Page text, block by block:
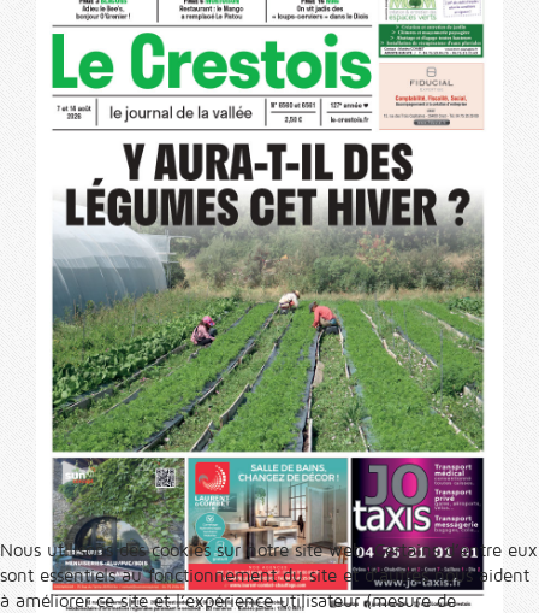
Nous utilisons des cookies sur notre site web. Certains d’entre eux
sont essentiels au fonctionnement du site et d’autres nous aident
à améliorer ce site et l’expérience utilisateur (mesure de